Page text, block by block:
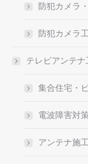
防犯カメラ
防犯カメラ
テレビアンテナ
集合住宅・
電波障害対策
アンテナ施